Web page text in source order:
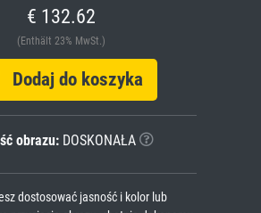
€ 132.62
(Enthält 23% MwSt.)
Dodaj do koszyka
obrazu:DOSKONAŁA
dostosować jasność i kolor lub